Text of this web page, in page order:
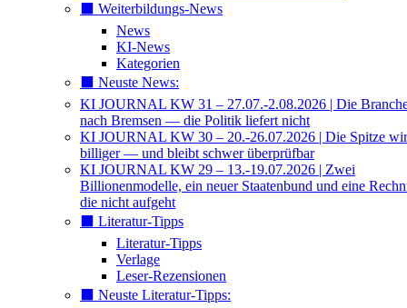
⬛️ Weiterbildungs-News
News
KI-News
Kategorien
⬛️ Neuste News:
KI JOURNAL KW 31 – 27.07.-2.08.2026 | Die
nach Bremsen — die Politik liefert nicht
KI JOURNAL KW 30 – 20.-26.07.2026 | Die Spitze
billiger — und bleibt schwer überprüfbar
KI JOURNAL KW 29 – 13.-19.07.2026 | Zwei
Billionenmodelle, ein neuer Staatenbund und eine
die nicht aufgeht
⬛️ Literatur-Tipps
Literatur-Tipps
Verlage
Leser-Rezensionen
⬛️ Neuste Literatur-Tipps: